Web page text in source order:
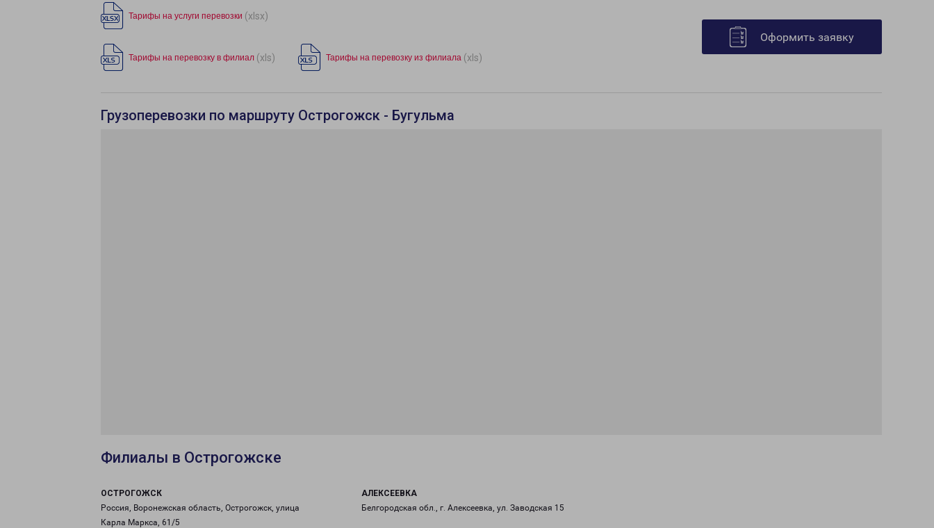
Тарифы на услуги перевозки (xlsx)
Тарифы на перевозку в филиал (xls) Тарифы на перевозку из филиала (xls)
Оформить заявку
Грузоперевозки по маршруту Острогожск - Бугульма
Филиалы в Острогожске
ОСТРОГОЖСК
Россия, Воронежская область, Острогожск, улица
Карла Маркса, 61/5
АЛЕКСЕЕВКА
Белгородская обл., г. Алексеевка, ул. Заводская 15